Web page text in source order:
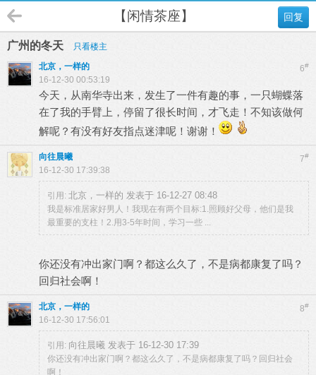
回复
【闲情茶座】
广州的冬天 只看楼主
6#
北京，一样的
16-12-30 00:53:19
今天，从南华寺出来，发生了一件有趣的事，一只蝴蝶落
在了我的手臂上，停留了很长时间，才飞走！不知该做何
解呢？有没有好友指点迷津呢！谢谢！
7#
向往晨曦
16-12-30 17:39:38
引用: 北京，一样的 发表于 16-12-27 08:48
我是标准居家好男人！我现在有两个目标:1.照顾好父母，他们是我
最重要的支柱！2.用3-5年时间，学习一些 ...
你还没有冲出家门啊？都这么久了，不是病都康复了吗？
回归社会啊！
8#
北京，一样的
16-12-30 17:56:01
引用: 向往晨曦 发表于 16-12-30 17:39
你还没有冲出家门啊？都这么久了，不是病都康复了吗？回归社会
啊！